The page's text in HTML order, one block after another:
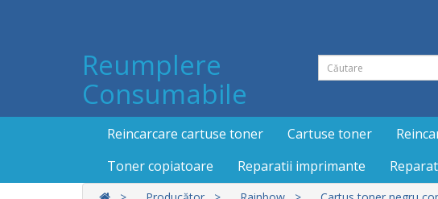
Reumplere
Consumabile
Reincarcare cartuse toner Cartuse toner
Toner copiatoare
Reparatii imprimante